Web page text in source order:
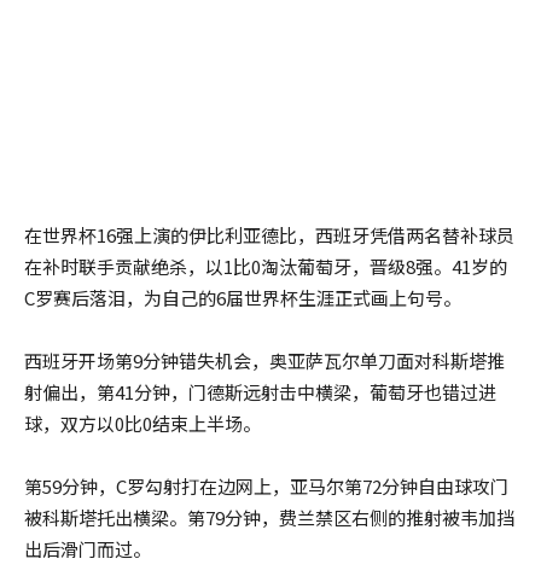
在世界杯16强上演的伊比利亚德比，西班牙凭借两名替补球员
在补时联手贡献绝杀，以1比0淘汰葡萄牙，晋级8强。41岁的
C罗赛后落泪，为自己的6届世界杯生涯正式画上句号。
西班牙开场第9分钟错失机会，奥亚萨瓦尔单刀面对科斯塔推
射偏出，第41分钟，门德斯远射击中横梁，葡萄牙也错过进
球，双方以0比0结束上半场。
第59分钟，C罗勾射打在边网上，亚马尔第72分钟自由球攻门
被科斯塔托出横梁。第79分钟，费兰禁区右侧的推射被韦加挡
出后滑门而过。